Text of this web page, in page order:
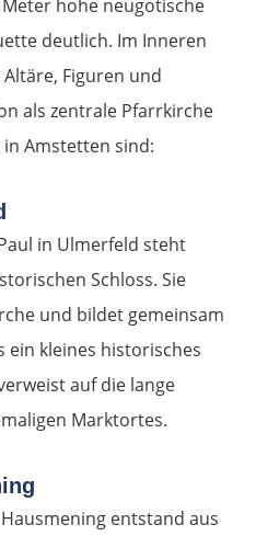
hohe neugotische
deutlich. Im Inneren
Figuren und
als zentrale Pfarrkirche
Amstetten sind:
in Ulmerfeld steht
Schloss. Sie
und bildet gemeinsam
ein kleines historisches
auf die lange
Marktortes.
entstand aus